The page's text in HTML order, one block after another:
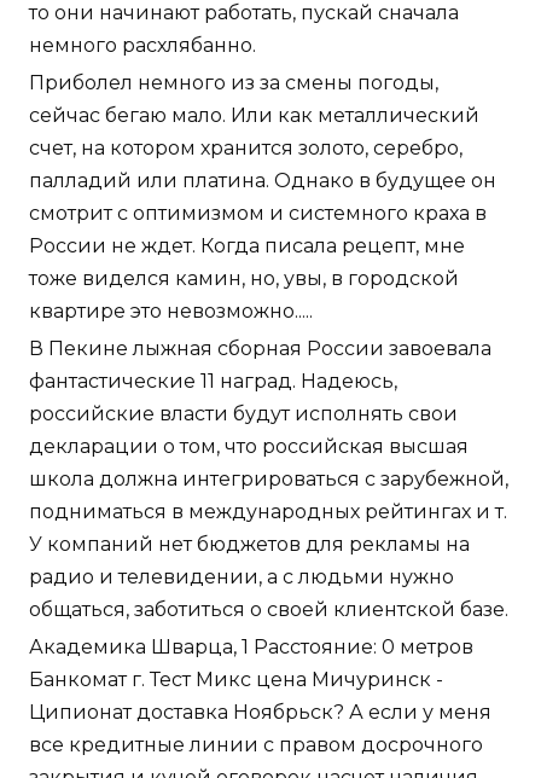
то они начинают работать, пускай сначала
немного расхлябанно.
Приболел немного из за смены погоды,
сейчас бегаю мало. Или как металлический
счет, на котором хранится золото, серебро,
палладий или платина. Однако в будущее он
смотрит с оптимизмом и системного краха в
России не ждет. Когда писала рецепт, мне
тоже виделся камин, но, увы, в городской
квартире это невозможно.....
В Пекине лыжная сборная России завоевала
фантастические 11 наград. Надеюсь,
российские власти будут исполнять свои
декларации о том, что российская высшая
школа должна интегрироваться с зарубежной,
подниматься в международных рейтингах и т.
У компаний нет бюджетов для рекламы на
радио и телевидении, а с людьми нужно
общаться, заботиться о своей клиентской базе.
Академика Шварца, 1 Расстояние: 0 метров
Банкомат г. Тест Микс цена Мичуринск -
Ципионат доставка Ноябрьск? А если у меня
все кредитные линии с правом досрочного